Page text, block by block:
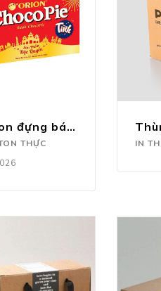
Thùng carton đựng bánh
THỰC
IN